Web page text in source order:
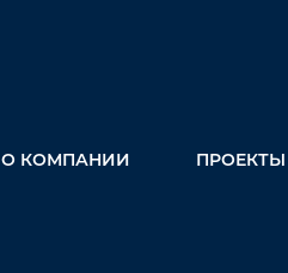
О КОМПАНИИ ПРОЕКТЫ